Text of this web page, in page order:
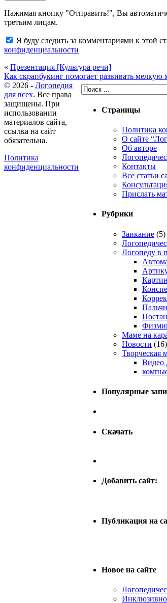
Нажимая кнопку "Отправить!", Вы
третьим лицам.
Я буду следить за комментариями к этой
конфиденциальности
« Презентация [Культура речи]
Как скрапбукинг помогает развивать мелкую
Страницы
Политика
О сайте
Об авторе
Контакты
Все статьи
Прислать
Рубрики
Заикание (5)
Логопеду в
Маме на
Новости (16)
Творческая
Видео
Популярные
Скачать
Добавить сайт:
Публикация на
Новое на сайте
© 2026 - Логопедия
для всех. Все права
защищены. При
использовании
материалов сайта,
ссылка на сайт
обязательна.
Политика
конфиденциальности